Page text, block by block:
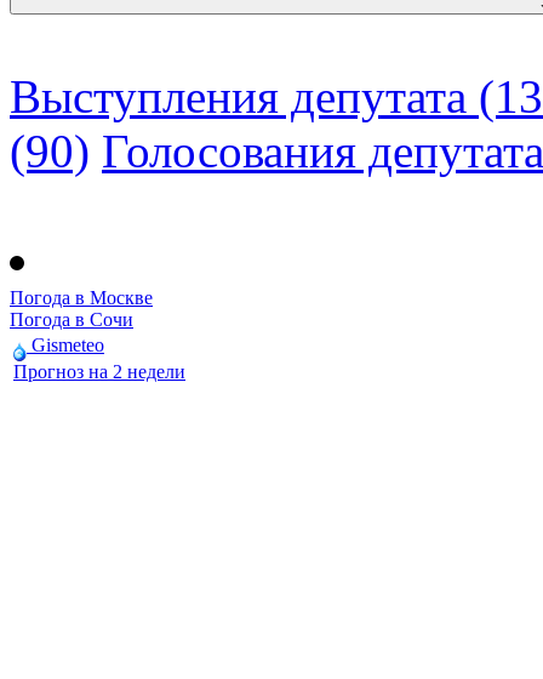
Выступления депутата
(90) Голосования депутата
Погода в Москве
Погода в Сочи
Gismeteo
Прогноз на 2 недели